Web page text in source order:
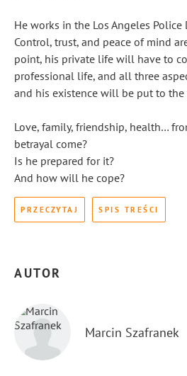
He works in the Los Angeles Police
Control, trust, and peace of mind
point, his private life will have to
professional life, and all three
and his existence will be put to the
Love, family, friendship, health…
betrayal come?
Is he prepared for it?
And how will he cope?
PRZECZYTAJ SPIS TREŚCI
AUTOR
Marcin Szafranek